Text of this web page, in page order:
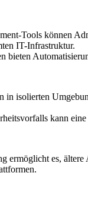
Tools können
IT-Infrastruktur.
bieten
in isolierten
kann
ermöglicht es,